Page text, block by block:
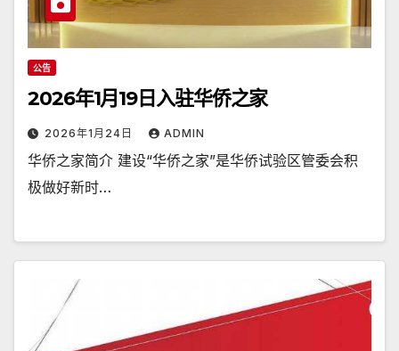
公告
2026年1月19日入驻华侨之家
2026年1月24日 ADMIN
华侨之家简介 建设“华侨之家”是华侨试验区管委会积
极做好新时…